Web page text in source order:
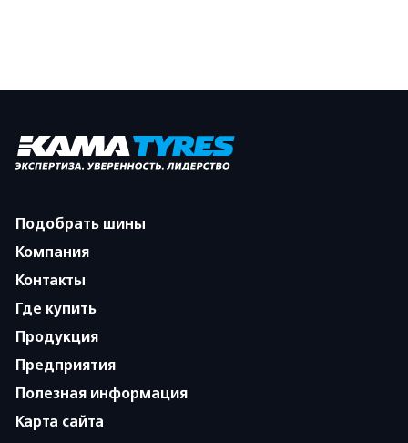
Подобрать шины
Компания
Контакты
Где купить
Продукция
Предприятия
Полезная информация
Карта сайта